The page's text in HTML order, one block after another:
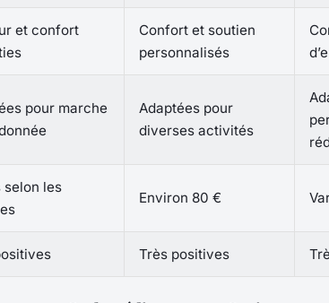
et confort
Confort et soutien
personnalisés
pour marche
Adaptées pour
diverses activités
selon les
Environ 80 €
Très positives